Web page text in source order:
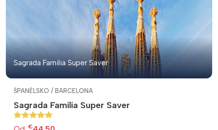
Sagrada Familia Super Saver
ŠPANĚLSKO / BARCELONA
Sagrada Familia Super Saver
€